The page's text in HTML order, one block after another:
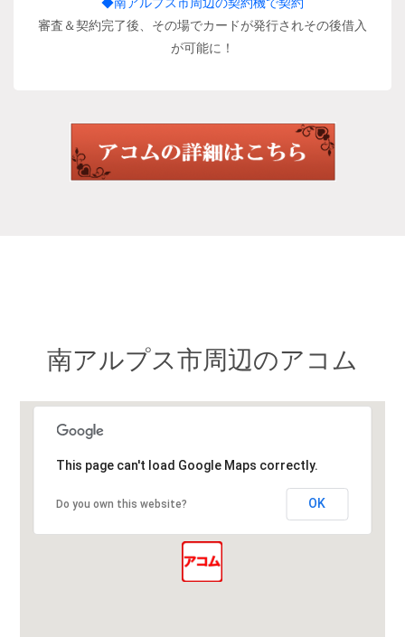
審査＆契約完了後、その場でカードが発行されその後借入
が可能に！
南アルプス市周辺のアコム
This page can't load Google Maps correctly.
Do you own this website? OK